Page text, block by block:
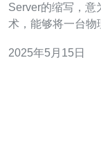
Server的缩写，意
术，能够将一台物
比于共享主机更为
2025年5月15日